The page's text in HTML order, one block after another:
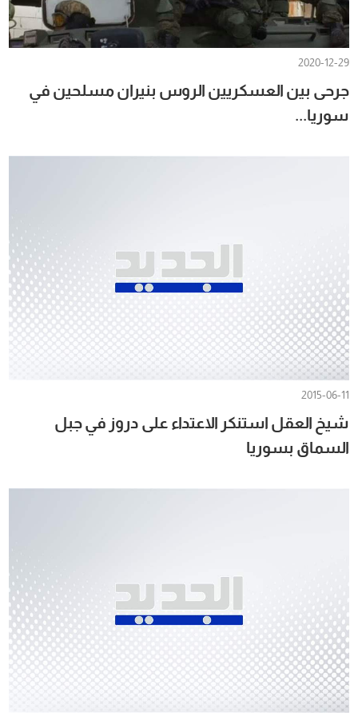
2020-12-29
جرحى بين العسكريين الروس بنيران مسلحين في
سوريا...
2015-06-11
شيخ العقل استنكر الاعتداء على دروز في جبل
السماق بسوريا